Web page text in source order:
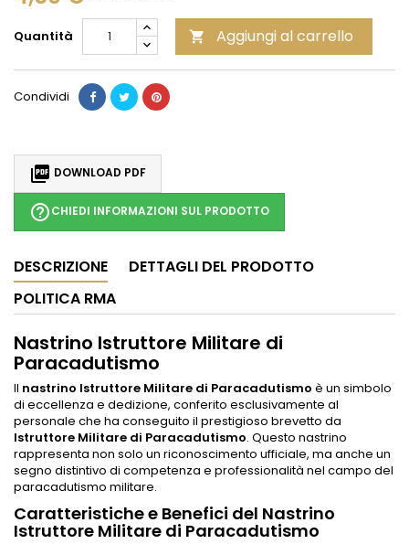
Quantità  Aggiungi al carrello
Condividi
 DOWNLOAD PDF
help_outlineCHIEDI INFORMAZIONI SUL PRODOTTO
DESCRIZIONE
DETTAGLI DEL PRODOTTO
POLITICA RMA
Nastrino Istruttore Militare di
Paracadutismo
Il nastrino Istruttore Militare di Paracadutismo è un simbolo
di eccellenza e dedizione, conferito esclusivamente al
personale che ha conseguito il prestigioso brevetto da
Istruttore Militare di Paracadutismo. Questo nastrino
rappresenta non solo un riconoscimento ufficiale, ma anche un
segno distintivo di competenza e professionalità nel campo del
paracadutismo militare.
Caratteristiche e Benefici del Nastrino
Istruttore Militare di Paracadutismo